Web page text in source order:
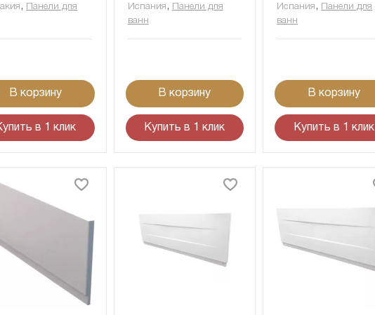
, Панели для
В корзину
в 1 клик
Испания , Панели для
ванн
В корзину
Купить в 1 клик
Испания , Панели для
ванн
В корзину
Купить в 1 клик